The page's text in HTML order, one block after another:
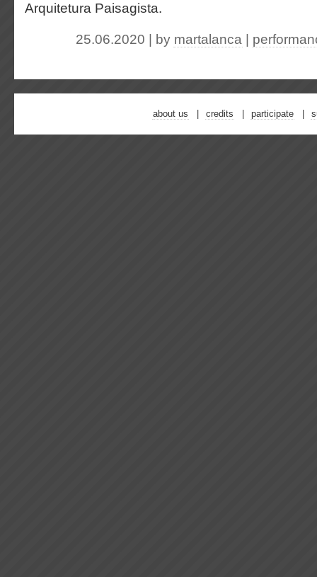
Arquitetura Paisagista.
25.06.2020 | by martalanca
about us credits participate